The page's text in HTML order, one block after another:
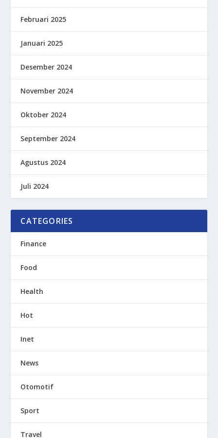
Februari 2025
Januari 2025
Desember 2024
November 2024
Oktober 2024
September 2024
Agustus 2024
Juli 2024
CATEGORIES
Finance
Food
Health
Hot
Inet
News
Otomotif
Sport
Travel